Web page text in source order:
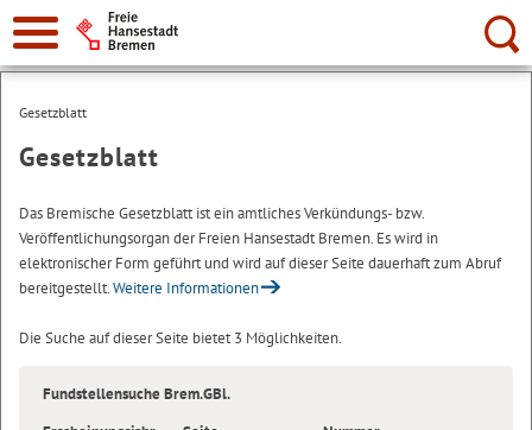
Suche:
Gesetzblatt
Gesetzblatt
Das Bremische Gesetzblatt ist ein amtliches Verkündungs- bzw.
Veröffentlichungsorgan der Freien Hansestadt Bremen. Es wird in
elektronischer Form geführt und wird auf dieser Seite dauerhaft zum Abruf
bereitgestellt.Weitere Informationen
Die Suche auf dieser Seite bietet 3 Möglichkeiten.
Fundstellensuche Brem.GBl.